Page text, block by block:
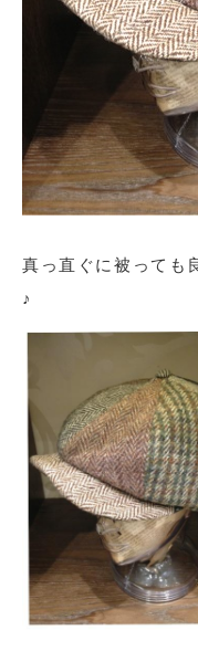
真っ直ぐに被っても
♪